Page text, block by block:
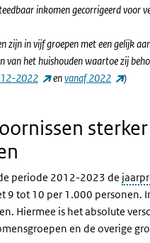
inkomen gecorrigeerd voor
zijn in vijf groepen met een gelijk
van het huishouden waartoe zij
2022 (externe link)
envanaf 2022 )
periode 2012-2023 de
9 tot 10 per 1.000 personen.
Hiermee is het absolute
en de overige